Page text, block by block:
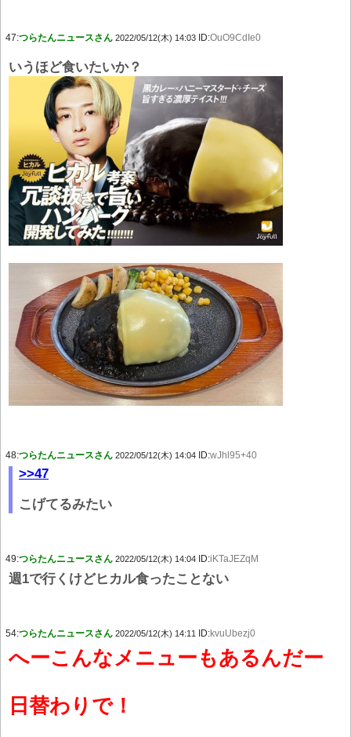
47:つらたんニュースさん 2022/05/12(木) 14:03 ID:OuO9CdIe0
いうほど食いたいか？
48:つらたんニュースさん 2022/05/12(木) 14:04 ID:wJhl95+40
>>47
こげてるみたい
49:つらたんニュースさん 2022/05/12(木) 14:04 ID:iKTaJEZqM
週1で行くけどヒカル食ったことない
54:つらたんニュースさん 2022/05/12(木) 14:11 ID:kvuUbezj0
へーこんなメニューもあるんだー
日替わりで！